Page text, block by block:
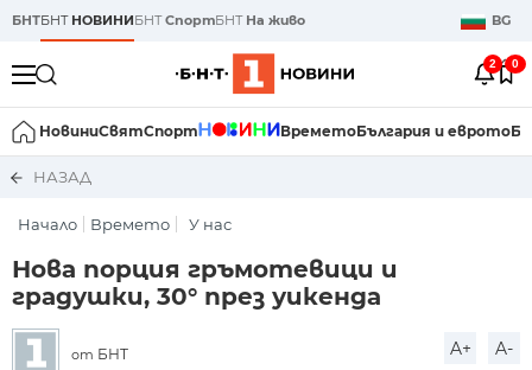
БНТБНТ НОВИНИБНТСпортБНТ На живо BG
2 0
НовиниСвятСпорт ВреметоБългария и еврото
НАЗАД
Начало Времето У нас
Нова порция гръмотевици и
градушки, 30° през уикенда
от БНТ A+ A-